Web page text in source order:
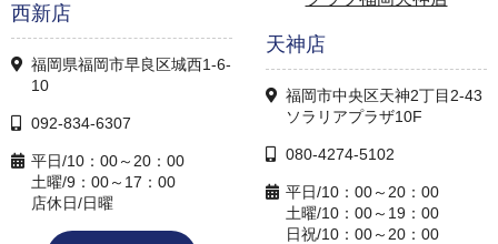
西新店
福岡県福岡市早良区城西1-6-
10
092-834-6307
平日/10：00～20：00
土曜/9：00～17：00
店休日/日曜
天神店
福岡市中央区天神2丁目2-43
ソラリアプラザ10F
080-4274-5102
平日/10：00～20：00
土曜/10：00～19：00
日祝/10：00～20：00